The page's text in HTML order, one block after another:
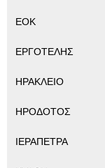
ΕΟΚ
ΕΡΓΟΤΕΛΗΣ
ΗΡΑΚΛΕΙΟ
ΗΡΟΔΟΤΟΣ
ΙΕΡΑΠΕΤΡΑ